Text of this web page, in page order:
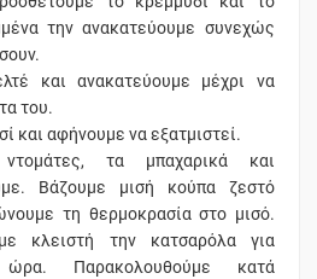
την ανακατεύουμε συνεχώς
και ανακατεύουμε μέχρι να
του.
και αφήνουμε να εξατμιστεί.
τα μπαχαρικά και
Βάζουμε μισή κούπα ζεστό
τη θερμοκρασία στο μισό.
κλειστή την κατσαρόλα για
Παρακολουθούμε κατά